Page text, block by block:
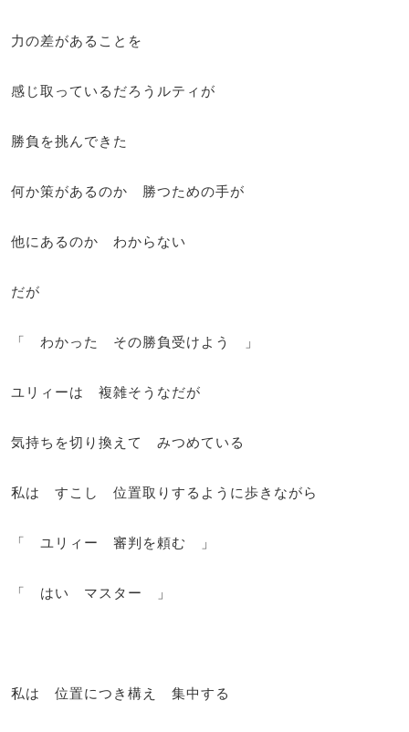
力の差があることを
感じ取っているだろうルティが
勝負を挑んできた
何か策があるのか 勝つための手が
他にあるのか わからない
だが
「 わかった その勝負受けよう 」
ユリィーは 複雑そうなだが
気持ちを切り換えて みつめている
私は すこし 位置取りするように歩きながら
「 ユリィー 審判を頼む 」
「 はい マスター 」
私は 位置につき構え 集中する